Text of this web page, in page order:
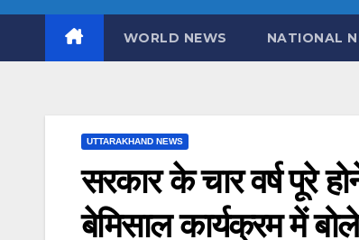
WORLD NEWS NATIONAL
UTTARAKHAND NEWS
सरकार के चार वर्ष पूरे
बेमिसाल कार्यक्रम में